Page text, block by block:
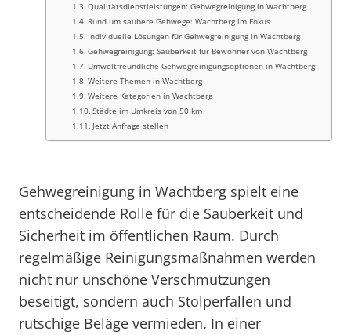
Qualitätsdienstleistungen: Gehwegreinigung in Wachtberg
Rund um saubere Gehwege: Wachtberg im Fokus
Individuelle Lösungen für Gehwegreinigung in Wachtberg
Gehwegreinigung: Sauberkeit für Bewohner von Wachtberg
Umweltfreundliche Gehwegreinigungsoptionen in Wachtberg
Weitere Themen in Wachtberg
Weitere Kategorien in Wachtberg
Städte im Umkreis von 50 km
Jetzt Anfrage stellen
Gehwegreinigung in Wachtberg spielt eine
entscheidende Rolle für die Sauberkeit und
Sicherheit im öffentlichen Raum. Durch
regelmäßige Reinigungsmaßnahmen werden
nicht nur unschöne Verschmutzungen
beseitigt, sondern auch Stolperfallen und
rutschige Beläge vermieden. In einer